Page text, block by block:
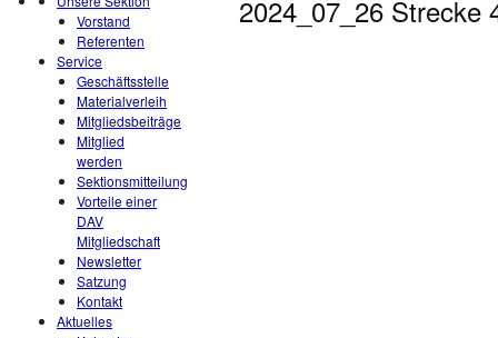
Vorstand
Referenten
Service
Geschäftsstelle
Materialverleih
Mitgliedsbeiträge
Mitglied
werden
Sektionsmitteilung
Vorteile einer
DAV
Mitgliedschaft
Newsletter
Satzung
Kontakt
Aktuelles
2024_07_26 Strecke